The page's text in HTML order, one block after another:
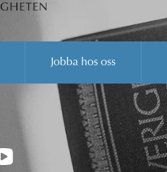
Jobba hos oss